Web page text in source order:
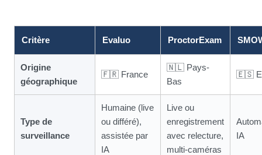
Critère Evaluo ProctorExam
Origine
géographique
🇫🇷 France
🇳🇱 Pays-
Bas
🇪🇸
Type de
surveillance
Humaine (live
ou différé),
assistée par
IA
Live ou
enregistrement
avec relecture,
multi-caméras
IA